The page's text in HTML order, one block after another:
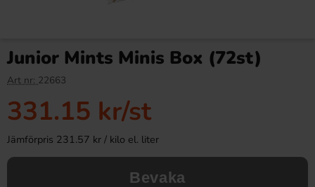
Junior Mints Minis Box (72st)
Art nr: 22663
331.15 kr/st
Jämförpris 231.57 kr / kilo el. liter
Bevaka